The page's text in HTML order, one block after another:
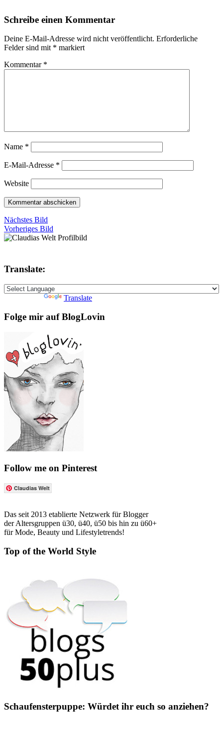
Schreibe einen Kommentar
Deine E-Mail-Adresse wird nicht veröffentlicht. Erforderliche
Felder sind mit * markiert
Kommentar *
Name *
E-Mail-Adresse *
Website
Nächstes Bild
Vorheriges Bild
Translate:
Translate
Folge mir auf BlogLovin
Follow me on Pinterest
Claudias Welt
Das seit 2013 etablierte Netzwerk für Blogger
der Altersgruppen ü30, ü40, ü50 bis hin zu ü60+
für Mode, Beauty und Lifestyletrends!
Top of the World Style
Schaufensterpuppe: Würdet ihr euch so anziehen?